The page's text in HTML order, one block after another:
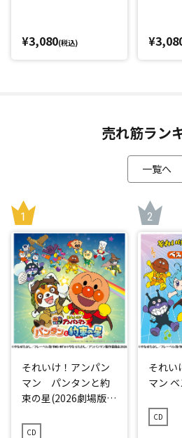
¥3,080(税込)
売れ筋ラン
一覧へ
それいけ！アンパン
マン パンタンと約
束の星(2026劇場版ベ
CD
それい
マン
CD